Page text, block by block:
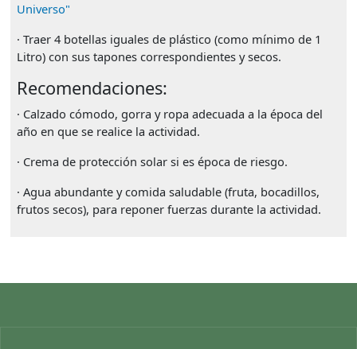
Universo"
· Traer 4 botellas iguales de plástico (como mínimo de 1
Litro) con sus tapones correspondientes y secos.
Recomendaciones:
· Calzado cómodo, gorra y ropa adecuada a la época del
año en que se realice la actividad.
· Crema de protección solar si es época de riesgo.
· Agua abundante y comida saludable (fruta, bocadillos,
frutos secos), para reponer fuerzas durante la actividad.